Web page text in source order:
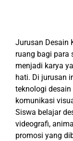
Jurusan Desain
ruang bagi para
menjadi karya
hati. Di jurusan
teknologi
komunikasi
Siswa belajar
videografi,
promosi yang